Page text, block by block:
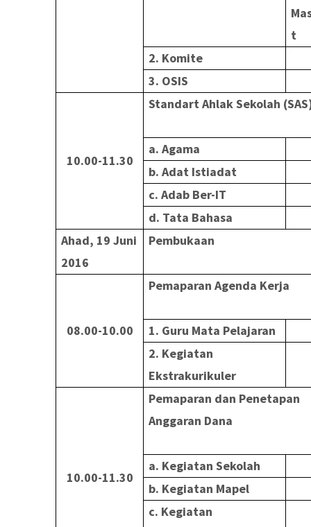
t
2. Komite
3. OSIS
10.00-11.30
Standart Ahlak Sekolah
a. Agama
b. Adat Istiadat
c. Adab Ber-IT
d. Tata Bahasa
Ahad, 19 Juni
2016
Pembukaan
08.00-10.00
Pemaparan Agenda Kerja
1. Guru Mata Pelajaran
2. Kegiatan
Ekstrakurikuler
10.00-11.30
Pemaparan dan Penetapan
Anggaran Dana
a. Kegiatan Sekolah
b. Kegiatan Mapel
c. Kegiatan